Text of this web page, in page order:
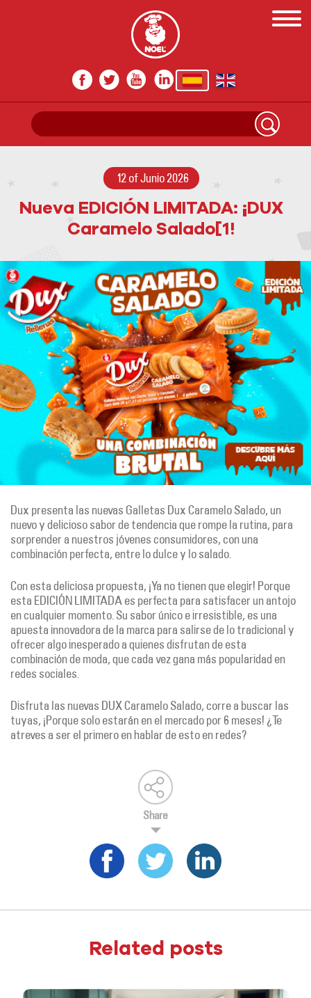
12 of Junio 2026
Nueva EDICIÓN LIMITADA: ¡DUX
Caramelo Salado[1!
Share
Dux presenta las nuevas Galletas Dux Caramelo Salado, un
nuevo y delicioso sabor de tendencia que rompe la rutina, para
sorprender a nuestros jóvenes consumidores, con una
combinación perfecta, entre lo dulce y lo salado.
Con esta deliciosa propuesta, ¡Ya no tienen que elegir! Porque
esta EDICIÓN LIMITADA es perfecta para satisfacer un antojo
en cualquier momento. Su sabor único e irresistible, es una
apuesta innovadora de la marca para salirse de lo tradicional y
ofrecer algo inesperado a quienes disfrutan de esta
combinación de moda, que cada vez gana más popularidad en
redes sociales.
Disfruta las nuevas DUX Caramelo Salado, corre a buscar las
tuyas, ¡Porque solo estarán en el mercado por 6 meses! ¿Te
atreves a ser el primero en hablar de esto en redes?
Related posts